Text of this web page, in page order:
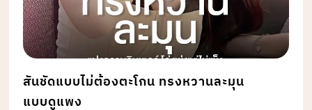
สันชัดแบบไม่ต้องตะโกน ทรงหวานละมุน
แบบดูแพง